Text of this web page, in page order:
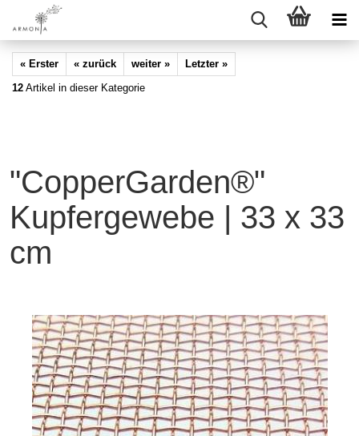
« Erster « zurück weiter »
Letzter »
12 Artikel in dieser Kategorie
"CopperGarden®"
Kupfergewebe | 33 x 33
cm